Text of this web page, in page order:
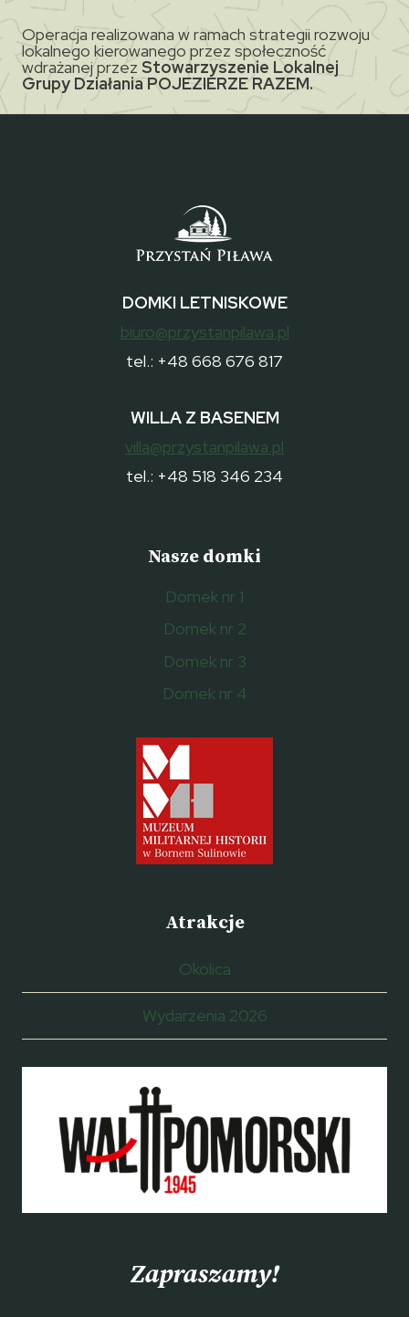
Operacja realizowana w ramach strategii rozwoju
lokalnego kierowanego przez społeczność
wdrażanej przez Stowarzyszenie Lokalnej
Grupy Działania POJEZIERZE RAZEM.
DOMKI LETNISKOWE
biuro@przystanpilawa.pl
tel.: +48 668 676 817
WILLA Z BASENEM
villa@przystanpilawa.pl
tel.: +48 518 346 234
Nasze domki
Domek nr 1
Domek nr 2
Domek nr 3
Domek nr 4
Atrakcje
Okolica
Wydarzenia 2026
Zapraszamy!